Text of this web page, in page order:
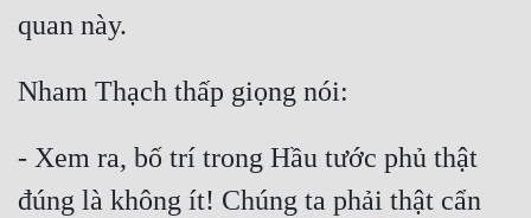
quan này.
Nham Thạch thấp giọng nói:
- Xem ra, bố trí trong Hầu tước phủ thật
đúng là không ít! Chúng ta phải thật cẩn